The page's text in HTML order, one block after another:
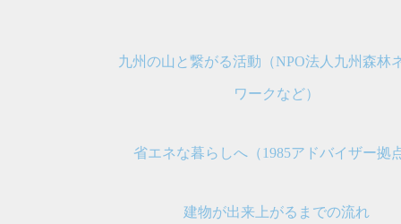
九州の山と繋がる活動（NPO法人九州森林
ワークなど）
省エネな暮らしへ（1985アドバイザー拠点
建物が出来上がるまでの流れ